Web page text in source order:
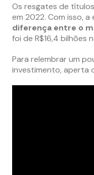
Os resgates de
em 2022. Com isso, a
diferença entre o
foi de R$16,4 bilhões
Para relembrar um
investimento, aperta